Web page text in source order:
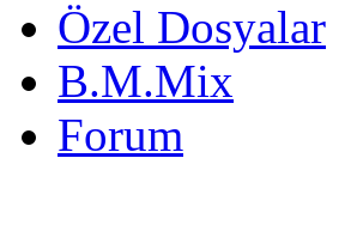
Özel Dosyalar
B.M.Mix
Forum